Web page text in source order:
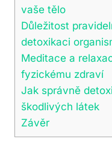
vaše tělo
Důležitost
detoxikaci
Meditace a
fyzickému zdraví
Jak správně
škodlivých látek
Závěr